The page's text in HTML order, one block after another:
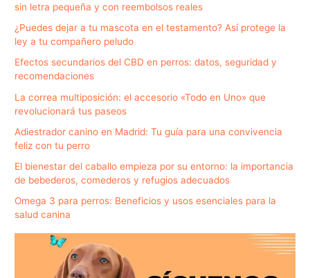
sin letra pequeña y con reembolsos reales
¿Puedes dejar a tu mascota en el testamento? Así protege la
ley a tu compañero peludo
Efectos secundarios del CBD en perros: datos, seguridad y
recomendaciones
La correa multiposición: el accesorio «Todo en Uno» que
revolucionará tus paseos
Adiestrador canino en Madrid: Tu guía para una convivencia
feliz con tu perro
El bienestar del caballo empieza por su entorno: la importancia
de bebederos, comederos y refugios adecuados
Omega 3 para perros: Beneficios y usos esenciales para la
salud canina